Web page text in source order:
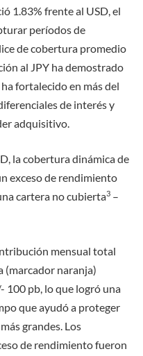
1.83% frente al USD, el
períodos de
de cobertura promedio
al JPY ha demostrado
fortalecido en más del
de interés y
adquisitivo.
la cobertura dinámica de
exceso de rendimiento
cartera no cubierta3 –
mensual total
(marcador naranja)
pb, lo que logró una
que ayudó a proteger
grandes. Los
de rendimiento fueron